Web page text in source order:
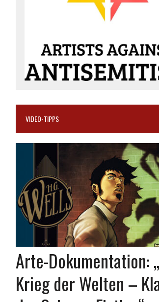
VIDEO-TIPPS
Arte-Dokumentation:
Krieg der Welten –